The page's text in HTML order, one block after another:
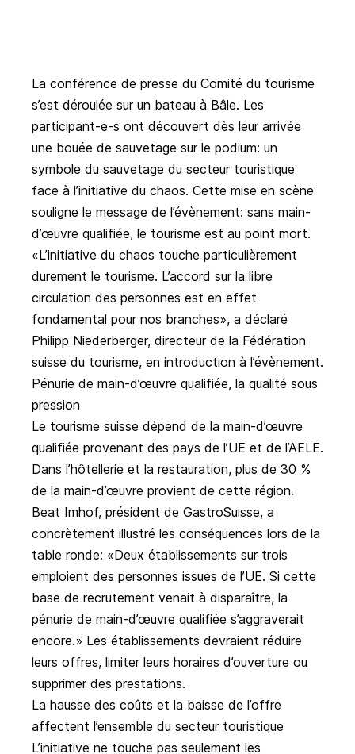
La conférence de presse du Comité du tourisme
s’est déroulée sur un bateau à Bâle. Les
participant-e-s ont découvert dès leur arrivée
une bouée de sauvetage sur le podium: un
symbole du sauvetage du secteur touristique
face à l’initiative du chaos. Cette mise en scène
souligne le message de l’évènement: sans main-
d’œuvre qualifiée, le tourisme est au point mort.
«L’initiative du chaos touche particulièrement
durement le tourisme. L’accord sur la libre
circulation des personnes est en effet
fondamental pour nos branches», a déclaré
Philipp Niederberger, directeur de la Fédération
suisse du tourisme, en introduction à l’évènement.
Pénurie de main-d’œuvre qualifiée, la qualité sous
pression
Le tourisme suisse dépend de la main-d’œuvre
qualifiée provenant des pays de l’UE et de l’AELE.
Dans l’hôtellerie et la restauration, plus de 30 %
de la main-d’œuvre provient de cette région.
Beat Imhof, président de GastroSuisse, a
concrètement illustré les conséquences lors de la
table ronde: «Deux établissements sur trois
emploient des personnes issues de l’UE. Si cette
base de recrutement venait à disparaître, la
pénurie de main-d’œuvre qualifiée s’aggraverait
encore.» Les établissements devraient réduire
leurs offres, limiter leurs horaires d’ouverture ou
supprimer des prestations.
La hausse des coûts et la baisse de l’offre
affectent l’ensemble du secteur touristique
L’initiative ne touche pas seulement les